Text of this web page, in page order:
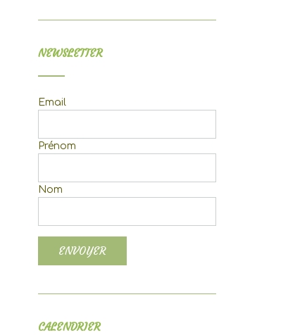
NEWSLETTER
Email
Prénom
Nom
CALENDRIER